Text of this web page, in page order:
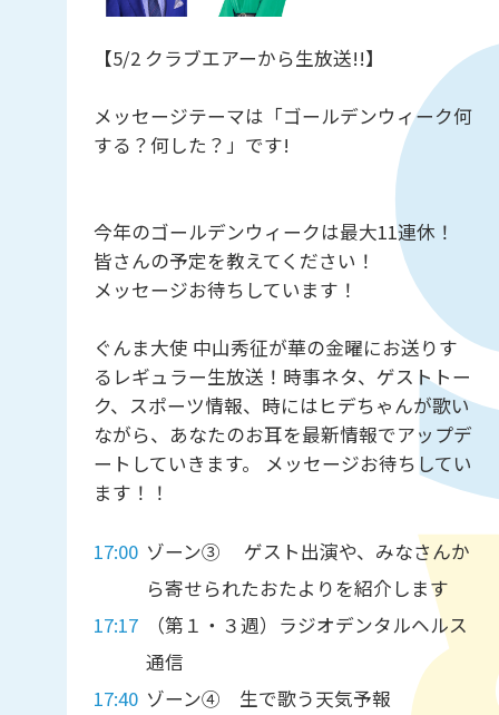
【5/2 クラブエアーから生放送!!】
メッセージテーマは「ゴールデンウィーク何
する？何した？」です!
今年のゴールデンウィークは最大11連休！
皆さんの予定を教えてください！
メッセージお待ちしています！
ぐんま大使 中山秀征が華の金曜にお送りす
るレギュラー生放送！時事ネタ、ゲストトー
ク、スポーツ情報、時にはヒデちゃんが歌い
ながら、あなたのお耳を最新情報でアップデ
ートしていきます。 メッセージお待ちしてい
ます！！
17:00 ゾーン③ ゲスト出演や、みなさんか
ら寄せられたおたよりを紹介します
17:17
（第１・３週）ラジオデンタルヘルス
通信
17:40 ゾーン④ 生で歌う天気予報